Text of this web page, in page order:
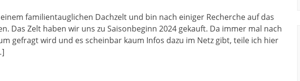
familientauglichen Dachzelt und bin nach einiger Recherche auf das
Das Zelt haben wir uns zu Saisonbeginn 2024 gekauft. Da immer mal nach
gefragt wird und es scheinbar kaum Infos dazu im Netz gibt, teile ich hier